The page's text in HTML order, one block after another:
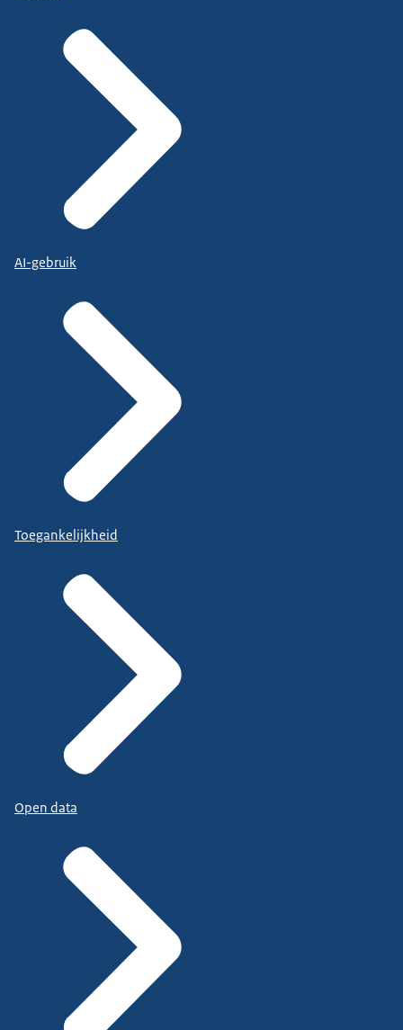
AI-gebruik
Toegankelijkheid
Open data